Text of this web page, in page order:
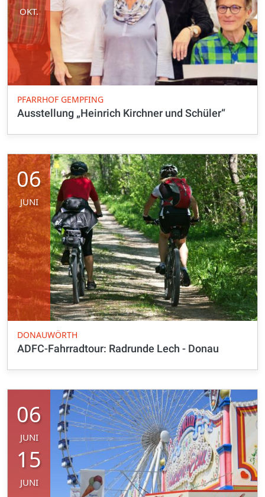
OKT.
PFARRHOF GEMPFING
Ausstellung „Heinrich Kirchner und Schüler“
06
JUNI
DONAUWÖRTH
ADFC-Fahrradtour: Radrunde Lech - Donau
06
JUNI
15
JUNI